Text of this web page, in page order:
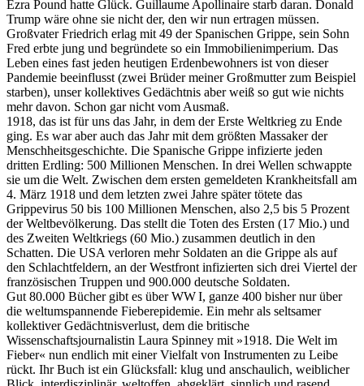
Ezra Pound hatte Glück. Guillaume Apollinaire starb daran. Donald
Trump wäre ohne sie nicht der, den wir nun ertragen müssen.
Großvater Friedrich erlag mit 49 der Spanischen Grippe, sein Sohn
Fred erbte jung und begründete so ein Immobilienimperium. Das
Leben eines fast jeden heutigen Erdenbewohners ist von dieser
Pandemie beeinflusst (zwei Brüder meiner Großmutter zum Beispiel
starben), unser kollektives Gedächtnis aber weiß so gut wie nichts
mehr davon. Schon gar nicht vom Ausmaß.
1918, das ist für uns das Jahr, in dem der Erste Weltkrieg zu Ende
ging. Es war aber auch das Jahr mit dem größten Massaker der
Menschheitsgeschichte. Die Spanische Grippe infizierte jeden
dritten Erdling: 500 Millionen Menschen. In drei Wellen schwappte
sie um die Welt. Zwischen dem ersten gemeldeten Krankheitsfall am
4. März 1918 und dem letzten zwei Jahre später tötete das
Grippevirus 50 bis 100 Millionen Menschen, also 2,5 bis 5 Prozent
der Weltbevölkerung. Das stellt die Toten des Ersten (17 Mio.) und
des Zweiten Weltkriegs (60 Mio.) zusammen deutlich in den
Schatten. Die USA verloren mehr Soldaten an die Grippe als auf
den Schlachtfeldern, an der Westfront infizierten sich drei Viertel der
französischen Truppen und 900.000 deutsche Soldaten.
Gut 80.000 Bücher gibt es über WW I, ganze 400 bisher nur über
die weltumspannende Fieberepidemie. Ein mehr als seltsamer
kollektiver Gedächtnisverlust, dem die britische
Wissenschaftsjournalistin Laura Spinney mit »1918. Die Welt im
Fieber« nun endlich mit einer Vielfalt von Instrumenten zu Leibe
rückt. Ihr Buch ist ein Glücksfall: klug und anschaulich, weiblicher